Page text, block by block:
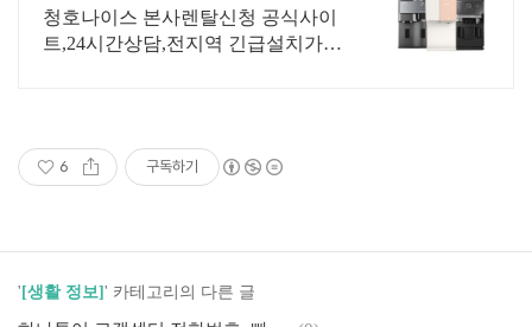
탈신청공식사이트 최저가보장
청호나이스 본사렌탈신청 공식사이
트,24시간상담,전지역 긴급설치가능,
6 구독하기
' [생활 정보] ' 카테고리의 다른 글